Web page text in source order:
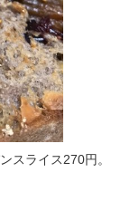
スライス270円。